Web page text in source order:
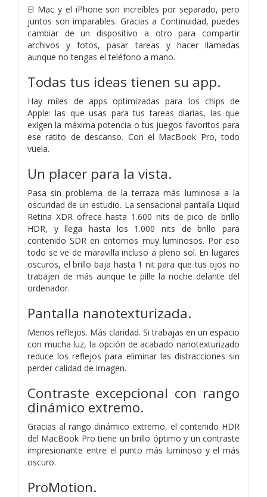
El Mac y el iPhone son increíbles por separado, pero
juntos son imparables. Gracias a Continuidad, puedes
cambiar de un dispositivo a otro para compartir
archivos y fotos, pasar tareas y hacer llamadas
aunque no tengas el teléfono a mano.
Todas tus ideas tienen su app.
Hay miles de apps optimizadas para los chips de
Apple: las que usas para tus tareas diarias, las que
exigen la máxima potencia o tus juegos favoritos para
ese ratito de descanso. Con el MacBook Pro, todo
vuela.
Un placer para la vista.
Pasa sin problema de la terraza más luminosa a la
oscuridad de un estudio. La sensacional pantalla Liquid
Retina XDR ofrece hasta 1.600 nits de pico de brillo
HDR, y llega hasta los 1.000 nits de brillo para
contenido SDR en entornos muy luminosos. Por eso
todo se ve de maravilla incluso a pleno sol. En lugares
oscuros, el brillo baja hasta 1 nit para que tus ojos no
trabajen de más aunque te pille la noche delante del
ordenador.
Pantalla nanotexturizada.
Menos reflejos. Más claridad. Si trabajas en un espacio
con mucha luz, la opción de acabado nanotexturizado
reduce los reflejos para eliminar las distracciones sin
perder calidad de imagen.
Contraste excepcional con rango
dinámico extremo.
Gracias al rango dinámico extremo, el contenido HDR
del MacBook Pro tiene un brillo óptimo y un contraste
impresionante entre el punto más luminoso y el más
oscuro.
ProMotion.